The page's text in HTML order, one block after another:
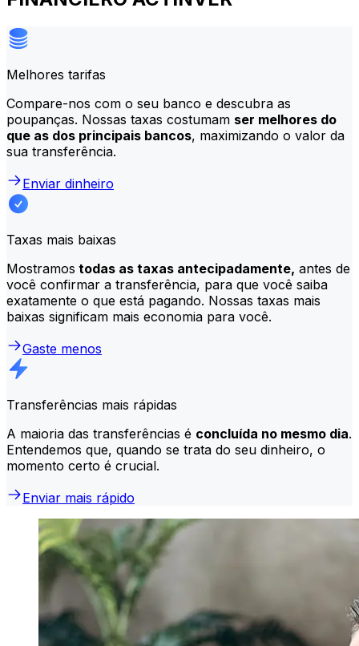
Melhores tarifas
Compare-nos com o seu banco e descubra as
poupanças. Nossas taxas costumam ser melhores do
que as dos principais bancos, maximizando o valor da
sua transferência.
Enviar dinheiro
Taxas mais baixas
Mostramos todas as taxas antecipadamente, antes de
você confirmar a transferência, para que você saiba
exatamente o que está pagando. Nossas taxas mais
baixas significam mais economia para você.
Gaste menos
Transferências mais rápidas
A maioria das transferências é concluída no mesmo dia.
Entendemos que, quando se trata do seu dinheiro, o
momento certo é crucial.
Enviar mais rápido